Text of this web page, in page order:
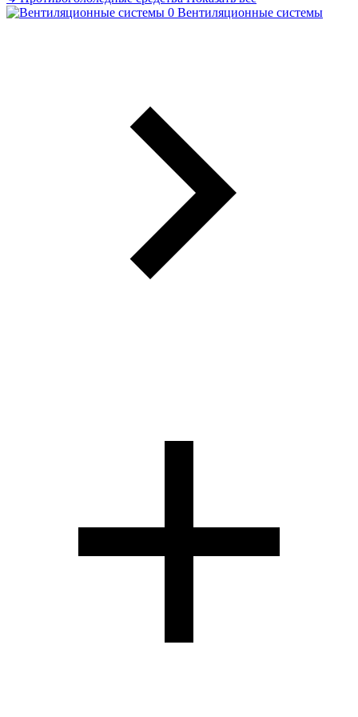
Вентиляционные системы